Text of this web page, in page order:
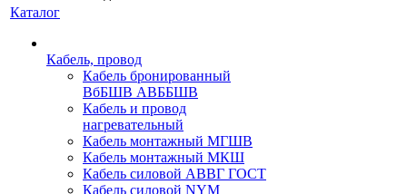
Каталог
Кабель, провод
Кабель бронированный
ВбБШВ АВББШВ
Кабель и провод
нагревательный
Кабель монтажный МГШВ
Кабель монтажный МКШ
Кабель силовой АВВГ ГОСТ
Кабель силовой NYM